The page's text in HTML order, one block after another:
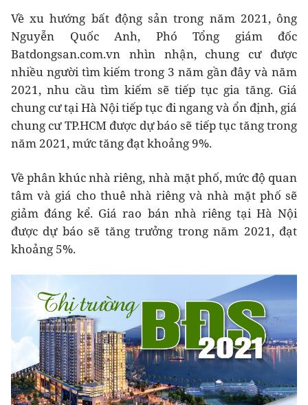
Về xu hướng bất động sản trong năm 2021, ông
Nguyễn Quốc Anh, Phó Tổng giám đốc
Batdongsan.com.vn nhìn nhận, chung cư được
nhiều người tìm kiếm trong 3 năm gần đây và năm
2021, nhu cầu tìm kiếm sẽ tiếp tục gia tăng. Giá
chung cư tại Hà Nội tiếp tục đi ngang và ổn định, giá
chung cư TP.HCM được dự báo sẽ tiếp tục tăng trong
năm 2021, mức tăng đạt khoảng 9%.
Về phân khúc nhà riêng, nhà mặt phố, mức độ quan
tâm và giá cho thuê nhà riêng và nhà mặt phố sẽ
giảm đáng kể. Giá rao bán nhà riêng tại Hà Nội
được dự báo sẽ tăng trưởng trong năm 2021, đạt
khoảng 5%.